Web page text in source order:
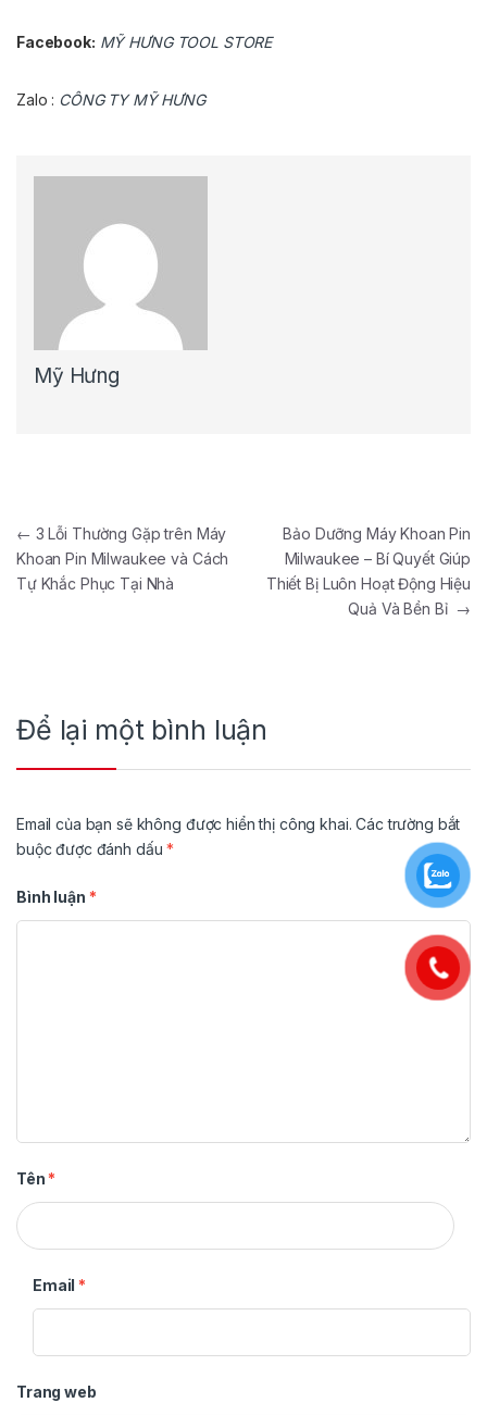
Facebook: MỸ HƯNG TOOL STORE
Zalo : CÔNG TY MỸ HƯNG
Mỹ Hưng
Điều hướng bài viết
← 3 Lỗi Thường Gặp trên Máy
Khoan Pin Milwaukee và Cách
Tự Khắc Phục Tại Nhà
Bảo Dưỡng Máy Khoan Pin
Milwaukee – Bí Quyết Giúp
Thiết Bị Luôn Hoạt Động Hiệu
Quả Và Bền Bỉ →
Để lại một bình luận
Email của bạn sẽ không được hiển thị công khai. Các trường bắt
buộc được đánh dấu*
Bình luận *
Tên *
Email *
Trang web